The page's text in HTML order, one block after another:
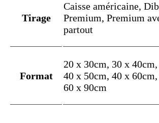
Tirage
Caisse américaine,
Premium, Premium
partout
Format
20 x 30cm, 30 x
40 x 50cm, 40 x
60 x 90cm